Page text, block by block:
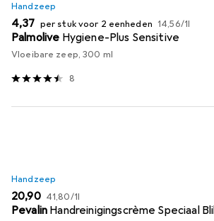
Handzeep
EUR
4,37 per stuk voor 2 eenheden EUR
14,56/1l
Palmolive Hygiene-Plus Sensitive
Vloeibare zeep, 300 ml
8
Handzeep
EUR
20,90 EUR
41,80/1l
Pevalin Handreinigingscrème Speciaal